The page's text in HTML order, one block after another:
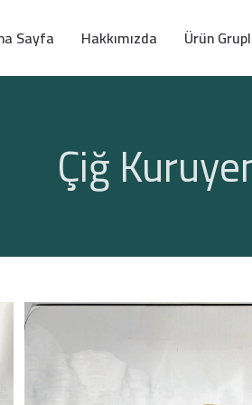
Sayfa Hakkımızda Ürün
Çiğ